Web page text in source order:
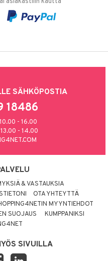
SÄHKÖPOSTIA
18486
- 16.00
- 14.00
& VASTAUKSIA
OTA YHTEYTTÄ
MYYNTIEHDOT
SUOJAUS
KUMPPANIKSI
SIVUILLA